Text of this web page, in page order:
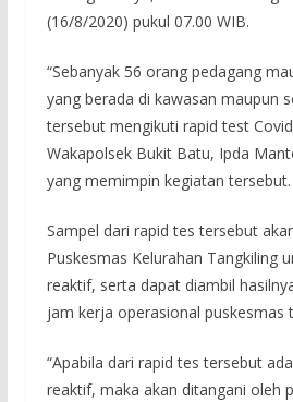
(16/8/2020) pukul 07.00 WIB.
“Sebanyak 56 orang pedagang
yang berada di kawasan maupun
tersebut mengikuti rapid test
Wakapolsek Bukit Batu, Ipda
yang memimpin kegiatan tersebut.
Sampel dari rapid tes tersebut
Puskesmas Kelurahan Tangkiling
reaktif, serta dapat diambil
jam kerja operasional puskesmas
“Apabila dari rapid tes tersebut
reaktif, maka akan ditangani oleh